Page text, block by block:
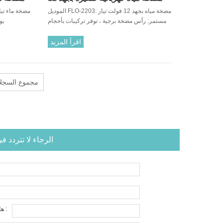
فولت تيار مستمر
الموديل FLO-2203: مضخة مياه بجهد 12 فولت تيار
مستمر: رأس مضخة برجية ، توفر تركيبات بأحجام
اقرأ المزيد
45 مجموع
الرجاء لا
هاتف :